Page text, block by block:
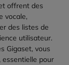
offrent des
vocale,
des listes de
utilisateur.
Gigaset, vous
essentielle pour